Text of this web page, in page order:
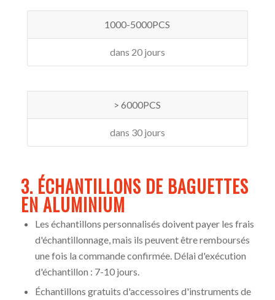
1000-5000PCS
dans 20 jours
> 6000PCS
dans 30 jours
3. ÉCHANTILLONS DE BAGUETTES
EN ALUMINIUM
Les échantillons personnalisés doivent payer les frais
d'échantillonnage, mais ils peuvent être remboursés
une fois la commande confirmée. Délai d'exécution
d'échantillon : 7-10 jours.
Échantillons gratuits d'accessoires d'instruments de